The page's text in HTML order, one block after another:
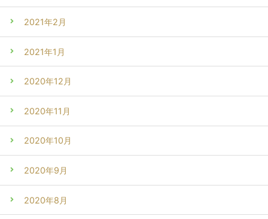
2021年2月
2021年1月
2020年12月
2020年11月
2020年10月
2020年9月
2020年8月